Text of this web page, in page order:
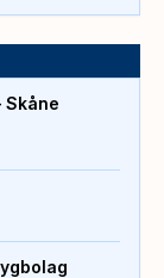
Skåne